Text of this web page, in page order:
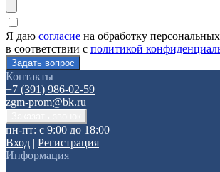
Я даю согласие на обработку
в соответствии с политикой
Контакты
+7 (391) 986-02-59
zgm-prom@bk.ru
пн-пт: с 9:00 до 18:00
Вход | Регистрация
Информация